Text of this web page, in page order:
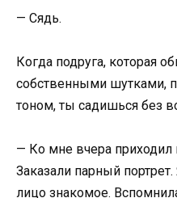
— Сядь.
Когда подруга, которая
собственными шутками,
тоном, ты садишься без
— Ко мне вчера
Заказали парный
лицо знакомое.